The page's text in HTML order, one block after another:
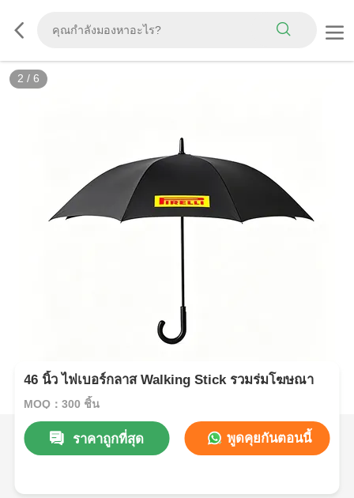
2 / 6
46 นิ้ว ไฟเบอร์กลาส Walking Stick รวมร่มโฆษณา
MOQ：300 ชิ้น
ราคาถูกที่สุด พูดคุยกันตอนนี้